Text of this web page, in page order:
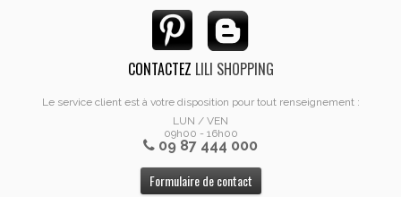
CONTACTEZ LILI SHOPPING
Le service client est à votre disposition pour tout renseignement :
LUN / VEN
09h00 - 16h00
09 87 444 000
Formulaire de contact